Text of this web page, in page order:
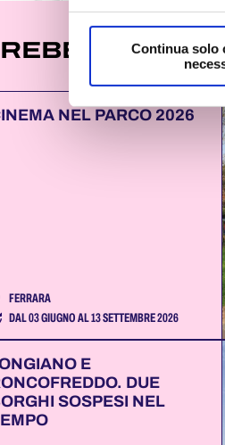
Continua solo
NEL PARCO 2026
FERRARA
DAL 03 GIUGNO AL 13 SETTEMBRE 2026
E
DUE
SOSPESI NEL